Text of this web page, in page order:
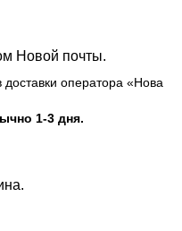
Новой почты.
доставки оператора «Нова
1-3 дня.